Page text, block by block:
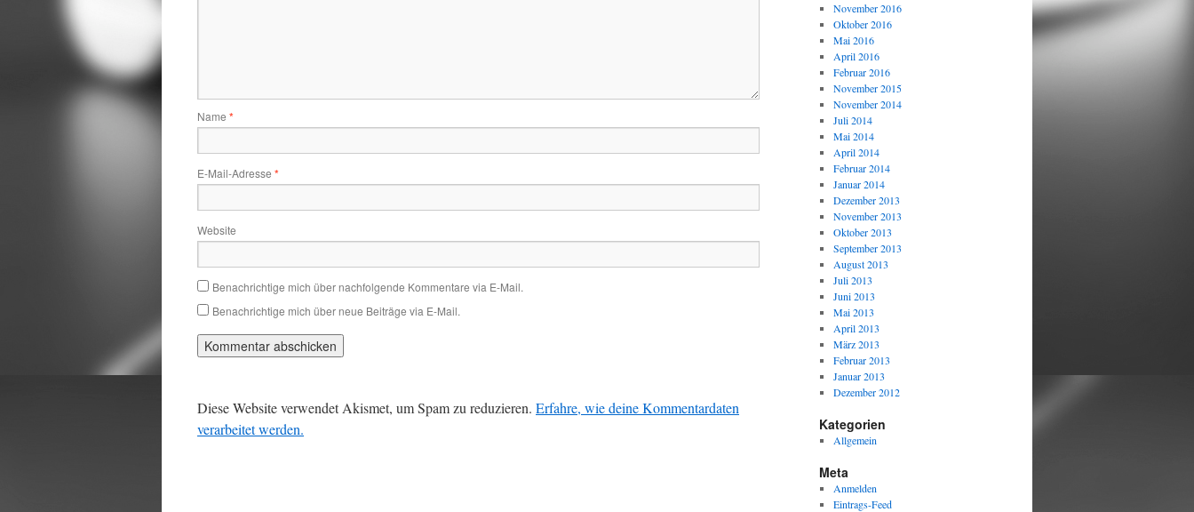
Name *
E-Mail-Adresse *
Website
Benachrichtige mich über nachfolgende Kommentare via E-Mail.
Benachrichtige mich über neue Beiträge via E-Mail.
Diese Website verwendet Akismet, um Spam zu reduzieren. Erfahre, wie deine Kommentardaten
verarbeitet werden.
November 2016
Oktober 2016
Mai 2016
April 2016
Februar 2016
November 2015
November 2014
Juli 2014
Mai 2014
April 2014
Februar 2014
Januar 2014
Dezember 2013
November 2013
Oktober 2013
September 2013
August 2013
Juli 2013
Juni 2013
Mai 2013
April 2013
März 2013
Februar 2013
Januar 2013
Dezember 2012
Kategorien
Allgemein
Meta
Anmelden
Eintrags-Feed